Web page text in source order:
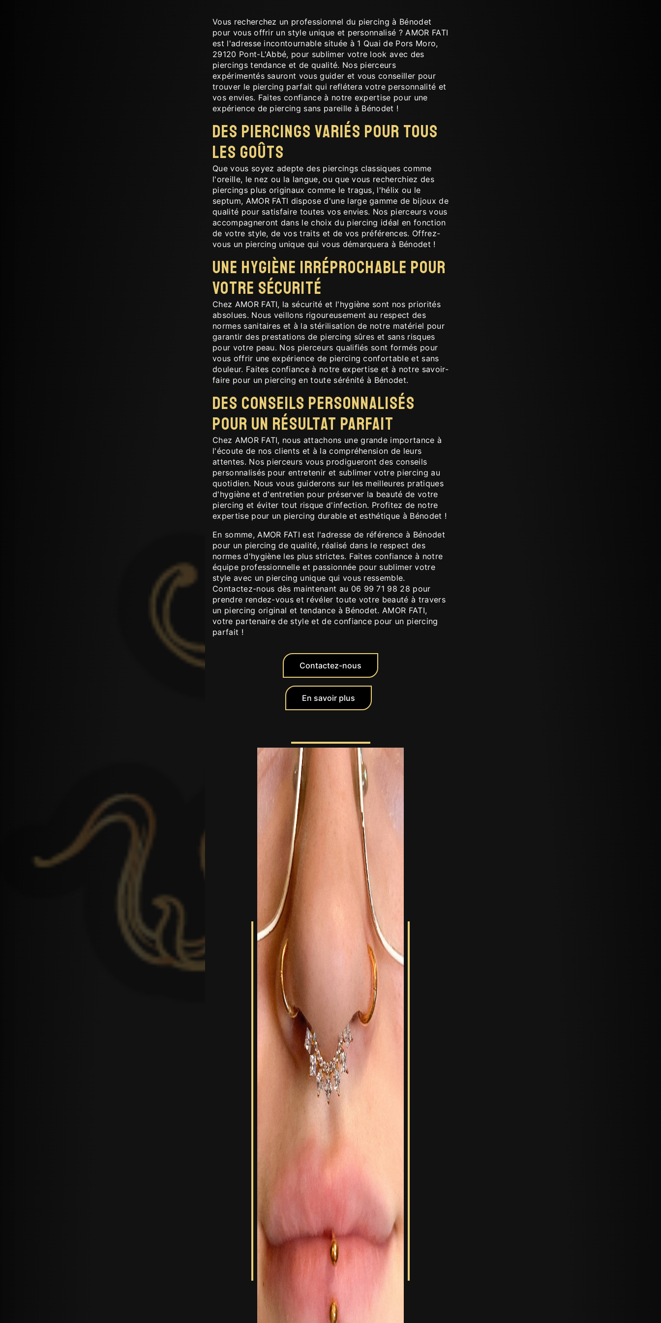
Vous recherchez un professionnel du piercing à Bénodet
pour vous offrir un style unique et personnalisé ? AMOR FATI
est l'adresse incontournable située à 1 Quai de Pors Moro,
29120 Pont-L'Abbé, pour sublimer votre look avec des
piercings tendance et de qualité. Nos pierceurs
expérimentés sauront vous guider et vous conseiller pour
trouver le piercing parfait qui reflétera votre personnalité et
vos envies. Faites confiance à notre expertise pour une
expérience de piercing sans pareille à Bénodet !
Des Piercings Variés pour Tous
les Goûts
Que vous soyez adepte des piercings classiques comme
l'oreille, le nez ou la langue, ou que vous recherchiez des
piercings plus originaux comme le tragus, l'hélix ou le
septum, AMOR FATI dispose d'une large gamme de bijoux de
qualité pour satisfaire toutes vos envies. Nos pierceurs vous
accompagneront dans le choix du piercing idéal en fonction
de votre style, de vos traits et de vos préférences. Offrez-
vous un piercing unique qui vous démarquera à Bénodet !
Une Hygiène Irréprochable pour
Votre Sécurité
Chez AMOR FATI, la sécurité et l'hygiène sont nos priorités
absolues. Nous veillons rigoureusement au respect des
normes sanitaires et à la stérilisation de notre matériel pour
garantir des prestations de piercing sûres et sans risques
pour votre peau. Nos pierceurs qualifiés sont formés pour
vous offrir une expérience de piercing confortable et sans
douleur. Faites confiance à notre expertise et à notre savoir-
faire pour un piercing en toute sérénité à Bénodet.
Des Conseils Personnalisés
pour un Résultat Parfait
Chez AMOR FATI, nous attachons une grande importance à
l'écoute de nos clients et à la compréhension de leurs
attentes. Nos pierceurs vous prodigueront des conseils
personnalisés pour entretenir et sublimer votre piercing au
quotidien. Nous vous guiderons sur les meilleures pratiques
d'hygiène et d'entretien pour préserver la beauté de votre
piercing et éviter tout risque d'infection. Profitez de notre
expertise pour un piercing durable et esthétique à Bénodet !
En somme, AMOR FATI est l'adresse de référence à Bénodet
pour un piercing de qualité, réalisé dans le respect des
normes d'hygiène les plus strictes. Faites confiance à notre
équipe professionnelle et passionnée pour sublimer votre
style avec un piercing unique qui vous ressemble.
Contactez-nous dès maintenant au 06 99 71 98 28 pour
prendre rendez-vous et révéler toute votre beauté à travers
un piercing original et tendance à Bénodet. AMOR FATI,
votre partenaire de style et de confiance pour un piercing
parfait !
En savoir plus
Contactez-nous